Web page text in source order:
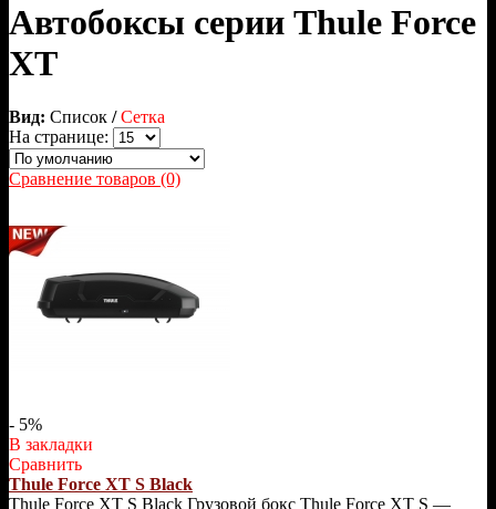
Автобоксы серии Thule Force
XT
Вид: Список / Сетка
На странице:
Сравнение товаров (0)
- 5%
В закладки
Сравнить
Thule Force XT S Black
Thule Force XT S Black Грузовой бокс Thule Force XT S —